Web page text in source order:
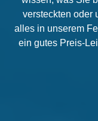
versteckten oder
alles in unserem
ein gutes Preis-